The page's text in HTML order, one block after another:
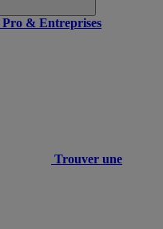
Pro & Entreprises
Trouver une